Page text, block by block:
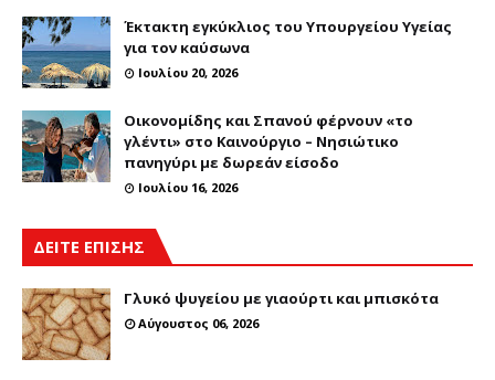
Έκτακτη εγκύκλιος του Υπουργείου Υγείας
για τον καύσωνα
Ιουλίου 20, 2026
Οικονομίδης και Σπανού φέρνουν «το
γλέντι» στο Καινούργιο – Νησιώτικο
πανηγύρι με δωρεάν είσοδο
Ιουλίου 16, 2026
ΔΕΙΤΕ ΕΠΙΣΗΣ
Γλυκό ψυγείου με γιαούρτι και μπισκότα
Αύγουστος 06, 2026